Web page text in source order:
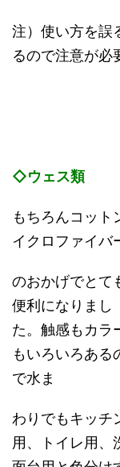
注）使い方を誤
るので注意が必
◇ウェス類
もちろんコット
イクロファイバ
のおかげでとて
便利になりまし
た。触感もカラ
もいろいろある
で水ま
わりでもキッチ
用、トイレ用、